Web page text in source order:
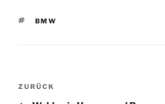
SCHLAGWÖRTER
BMW
Beitragsnavigation
Vorheriger
ZURÜCK